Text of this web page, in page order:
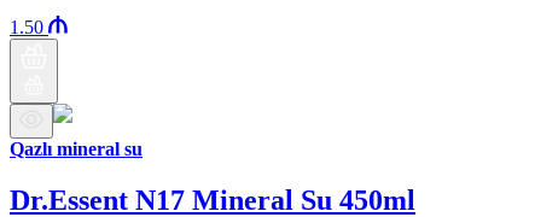
1.50
Qazlı mineral su
Dr.Essent N17 Mineral Su 450ml